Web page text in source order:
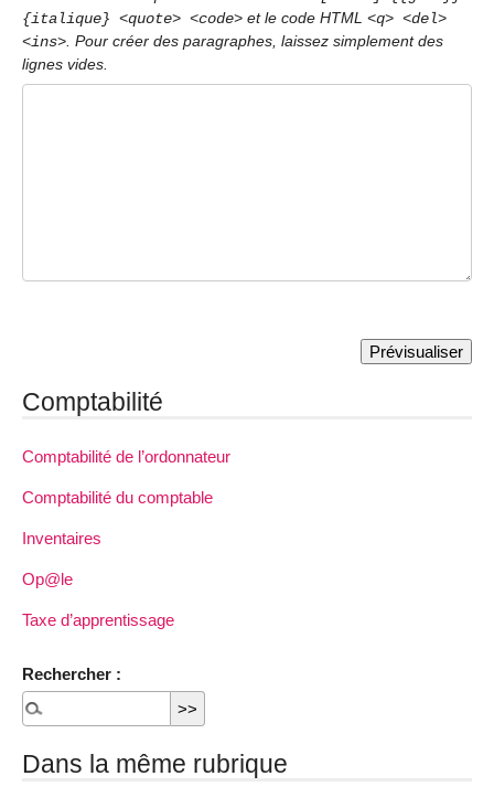
{italique} <quote> <code> et le code HTML <q> <del>
<ins> . Pour créer des paragraphes, laissez simplement des
lignes vides.
Comptabilité
Comptabilité de l’ordonnateur
Comptabilité du comptable
Inventaires
Op@le
Taxe d’apprentissage
Rechercher :
Dans la même rubrique